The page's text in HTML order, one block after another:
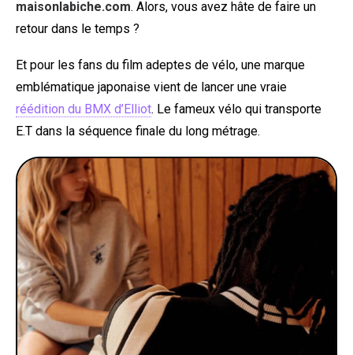
maisonlabiche.com. Alors, vous avez hâte de faire un
retour dans le temps ?
Et pour les fans du film adeptes de vélo, une marque
emblématique japonaise vient de lancer une vraie
réédition du BMX d’Elliot. Le fameux vélo qui transporte
E.T dans la séquence finale du long métrage.